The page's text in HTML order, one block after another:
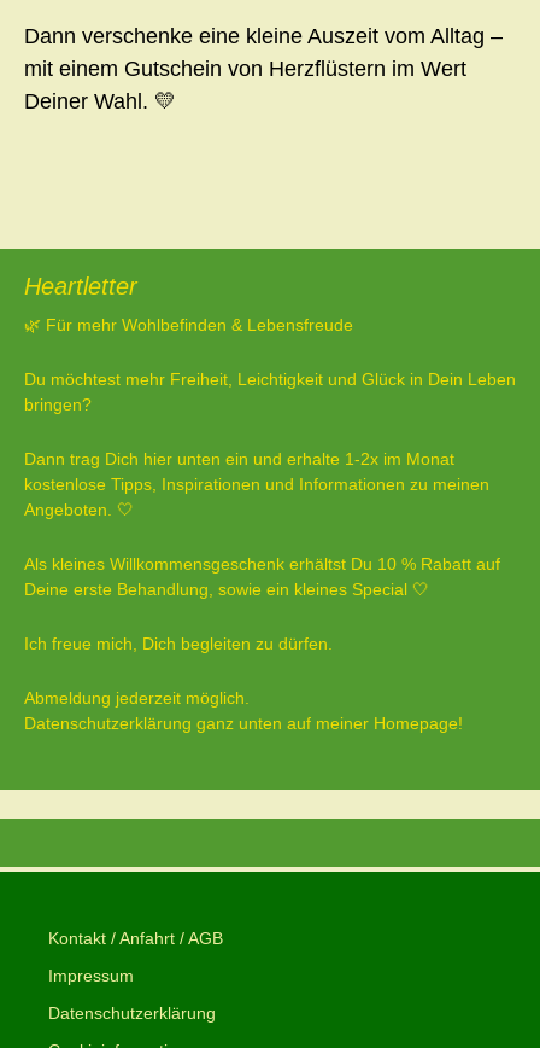
Dann verschenke eine kleine Auszeit vom Alltag –
mit einem Gutschein von Herzflüstern im Wert
Deiner Wahl. 💛
Heartletter
🌿 Für mehr Wohlbefinden & Lebensfreude
Du möchtest mehr Freiheit, Leichtigkeit und Glück in Dein Leben
bringen?
Dann trag Dich hier unten ein und erhalte 1-2x im Monat
kostenlose Tipps, Inspirationen und Informationen zu meinen
Angeboten. 🤍
Als kleines Willkommensgeschenk erhältst Du 10 % Rabatt auf
Deine erste Behandlung, sowie ein kleines Special 🤍
Ich freue mich, Dich begleiten zu dürfen.
Abmeldung jederzeit möglich.
Datenschutzerklärung ganz unten auf meiner Homepage!
Kontakt / Anfahrt / AGB
Impressum
Datenschutzerklärung